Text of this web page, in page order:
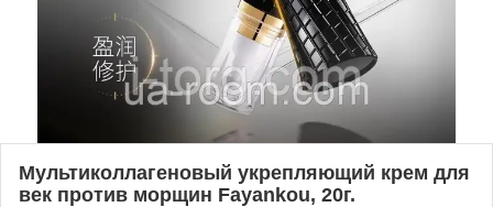
Мультиколлагеновый укрепляющий крем для
век против морщин Fayankou, 20г.